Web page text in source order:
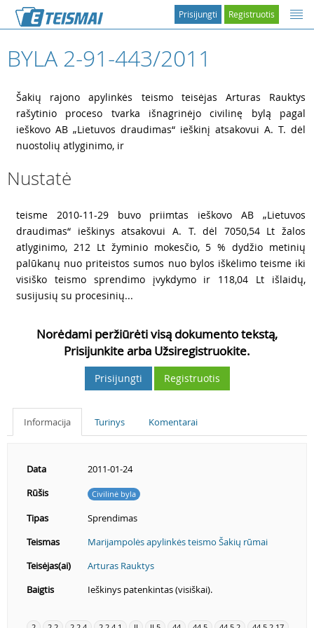
Registruotis
Prisijungti
BYLA 2-91-443/2011
Šakių rajono apylinkės teismo teisėjas Arturas Rauktys
rašytinio proceso tvarka išnagrinėjo civilinę bylą pagal
ieškovo AB „Lietuvos draudimas“ ieškinį atsakovui A. T. dėl
nuostolių atlyginimo, ir
Nustatė
teisme 2010-11-29 buvo priimtas ieškovo AB „Lietuvos
draudimas“ ieškinys atsakovui A. T. dėl 7050,54 Lt žalos
atlyginimo, 212 Lt žyminio mokesčio, 5 % dydžio metinių
palūkanų nuo priteistos sumos nuo bylos iškėlimo teisme iki
visiško teismo sprendimo įvykdymo ir 118,04 Lt išlaidų,
susijusių su procesinių...
Norėdami peržiūrėti visą dokumento tekstą,
Prisijunkite arba Užsiregistruokite.
Prisijungti Registruotis
Informacija Turinys Komentarai
Data
2011-01-24
Rūšis
Civilinė byla
Tipas
Sprendimas
Teismas
Marijampolės apylinkės teismo Šakių rūmai
Teisėjas(ai)
Arturas Rauktys
Baigtis
Ieškinys patenkintas (visiškai).